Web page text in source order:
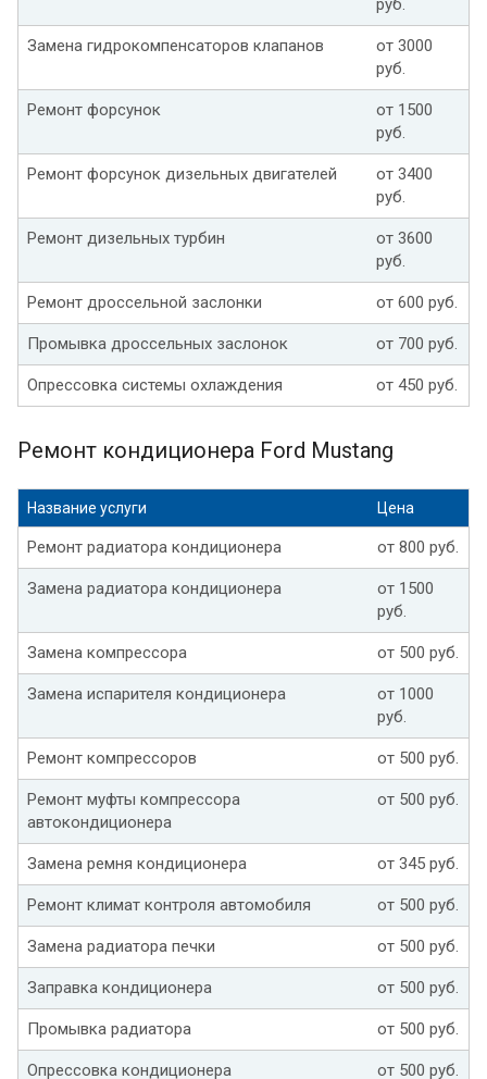
руб.
Замена гидрокомпенсаторов клапанов
от 3000
руб.
Ремонт форсунок
от 1500
руб.
Ремонт форсунок дизельных двигателей
от 3400
руб.
Ремонт дизельных турбин
от 3600
руб.
Ремонт дроссельной заслонки от 600 руб.
Промывка дроссельных заслонок от 700 руб.
Опрессовка системы охлаждения от 450 руб.
Ремонт кондиционера Ford Mustang
Название услуги Цена
Ремонт радиатора кондиционера от 800 руб.
Замена радиатора кондиционера
от 1500
руб.
Замена компрессора от 500 руб.
Замена испарителя кондиционера
от 1000
руб.
Ремонт компрессоров от 500 руб.
Ремонт муфты компрессора
автокондиционера
от 500 руб.
Замена ремня кондиционера от 345 руб.
Ремонт климат контроля автомобиля от 500 руб.
Замена радиатора печки от 500 руб.
Заправка кондиционера от 500 руб.
Промывка радиатора от 500 руб.
Опрессовка кондиционера от 500 руб.